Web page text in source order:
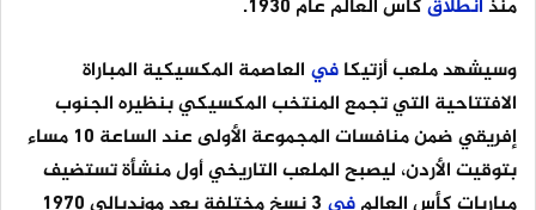
منذانطلاقكأس العالم عام 1930.
وسيشهد ملعب أزتيكافي العاصمة المكسيكية المباراة
الافتتاحية التي تجمع المنتخب المكسيكي بنظيره الجنوب
إفريقي ضمن منافسات المجموعة الأولى عند الساعة 10 مساء
بتوقيت الأردن، ليصبح الملعب التاريخي أول منشأة تستضيف